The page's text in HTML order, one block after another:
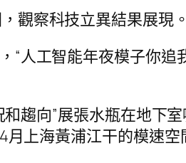
觀察科技立異結果展現。
人工智能年夜模子你追
趨向”展張水瓶在地下
上海黃浦江干的模速